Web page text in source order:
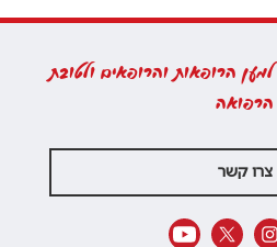
למען הרופאות והרופאים ולטובת
הרפואה
צרו קשר